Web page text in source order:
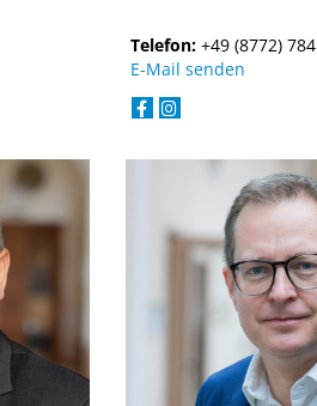
Telefon: +49 (8772) 784
E-Mail senden